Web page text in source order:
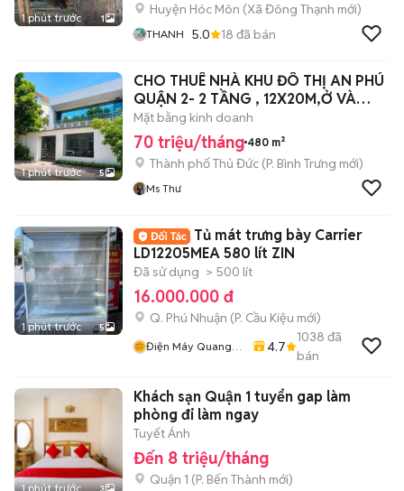
1 phút trước 1
Huyện Hóc Môn (Xã Đông Thạnh mới)
THANH 5.0 18 đã bán
1 phút trước 5
CHO THUÊ NHÀ KHU ĐÔ THỊ AN PHÚ
QUẬN 2- 2 TẦNG , 12X20M,Ở VÀ
KINH DOANH
Mặt bằng kinh doanh
70 triệu/tháng 480 m²
Thành phố Thủ Đức (P. Bình Trưng mới)
Ms Thư
1 phút trước 5
Tủ mát trưng bày Carrier
LD12205MEA 580 lít ZIN
Đã sử dụng > 500 lít
16.000.000 đ
Q. Phú Nhuận (P. Cầu Kiệu mới)
Điện Máy Quang
4.7
1038 đã
bán
1 phút trước 3
Khách sạn Quận 1 tuyển gap làm
phòng đi làm ngay
Tuyết Ánh
Đến 8 triệu/tháng
Quận 1 (P. Bến Thành mới)